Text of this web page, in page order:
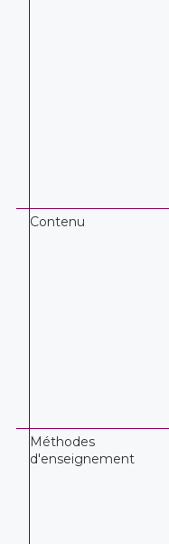
Contenu
Méthodes
d'enseignement